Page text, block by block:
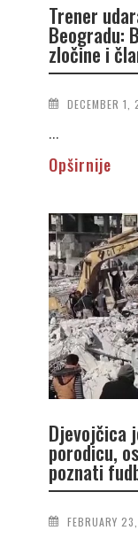
Trener
Beogradu:
zločine i
DECEMBER 1,
...
Opširnije
Djevojčica
porodicu,
poznati
FEBRUARY